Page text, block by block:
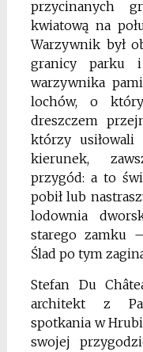
przycinanych
kwiatową na
Warzywnik był
granicy parku
warzywnika
lochów, o
dreszczem
którzy usiłowali
kierunek,
przygód: a to
pobił lub
lodownia
starego zamku
Ślad po tym
Stefan Du
architekt z
spotkania w
swojej